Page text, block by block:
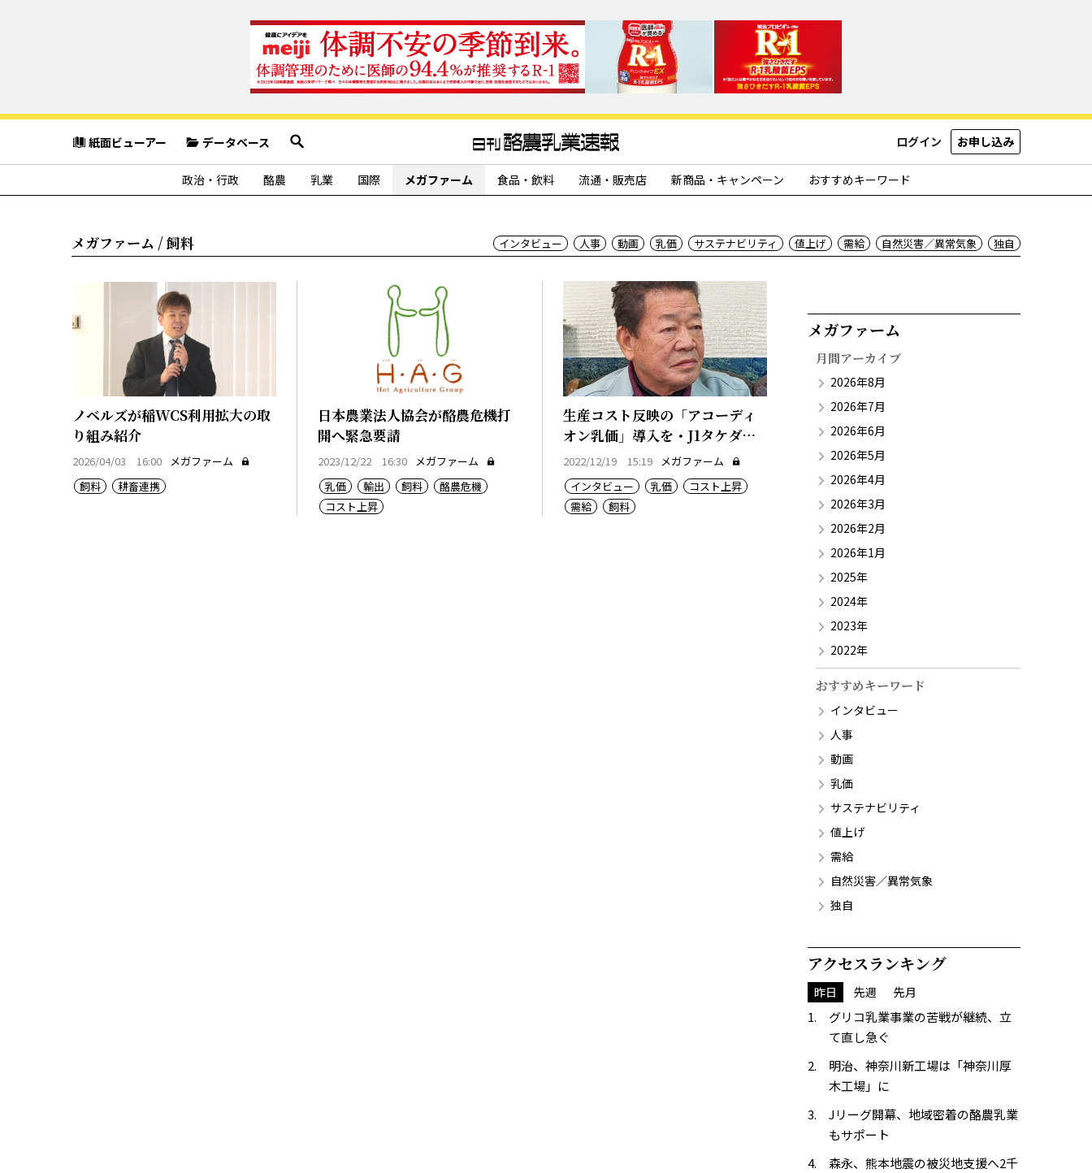
紙面ビューアー データベース ログイン お申し込み
政治・行政 酪農 乳業 国際 メガファーム 食品・飲料 流通・販売店 新商品・キャンペーン おすすめキーワード
メガファーム / 飼料 インタビュー 人事 動画 乳価 サステナビリティ 値上げ 需給 自然災害／異常気象 独自
ノベルズが稲WCS利用拡大の取
り組み紹介
2026/04/03 16:00
メガファーム
飼料
耕畜連携
日本農業法人協会が酪農危機打
開へ緊急要請
2023/12/22 16:30
メガファーム
乳価
輸出 飼料
酪農危機
コスト上昇
生産コスト反映の「アコーディ
オン乳価」導入を・J1タケダ代
表
2022/12/19 15:19
メガファーム
インタビュー
乳価
コスト上昇
需給
飼料
メガファーム​
月間アーカイブ
2026年8月
2026年7月
2026年6月
2026年5月
2026年4月
2026年3月
2026年2月
2026年1月
2025年
2024年
2023年
2022年
おすすめキーワード
インタビュー
人事
動画
乳価
サステナビリティ
値上げ
需給
自然災害／異常気象
独自
アクセスランキング
昨日 先週 先月
グリコ乳業事業の苦戦が継続、立
て直し急ぐ
明治、神奈川新工場は「神奈川厚
木工場」に
Jリーグ開幕、地域密着の酪農乳業
もサポート
森永、熊本地震の被災地支援へ2千